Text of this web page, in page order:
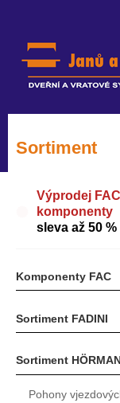
Sortiment
Výprodej FAC
komponenty
sleva až 50 %
Komponenty FAC
Sortiment FADINI
Sortiment
Pohony